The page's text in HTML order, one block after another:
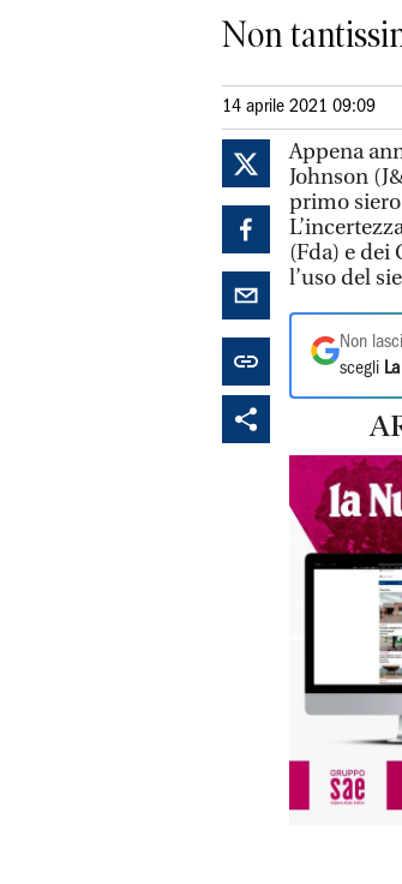
Non
14 aprile 2021 09:09
Appena
Johnson
primo
(Fda) e dei
l’uso del
Non
scegli